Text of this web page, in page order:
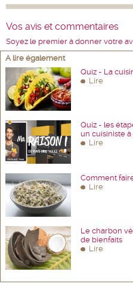
Vos avis et commentaires
Soyez le premier à donner votre
A lire également
Quiz - La
Lire
Quiz - les
un cuisiniste
Lire
Comment
Lire
Le charbon
de bienfaits
Lire